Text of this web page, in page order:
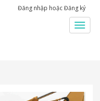
Đăng nhập hoặcĐăng ký
Menu